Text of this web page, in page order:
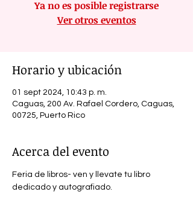
Ya no es posible registrarse
Ver otros eventos
Horario y ubicación
01 sept 2024, 10:43 p. m.
Caguas, 200 Av. Rafael Cordero, Caguas,
00725, Puerto Rico
Acerca del evento
Feria de libros- ven y llevate tu libro
dedicado y autografiado.